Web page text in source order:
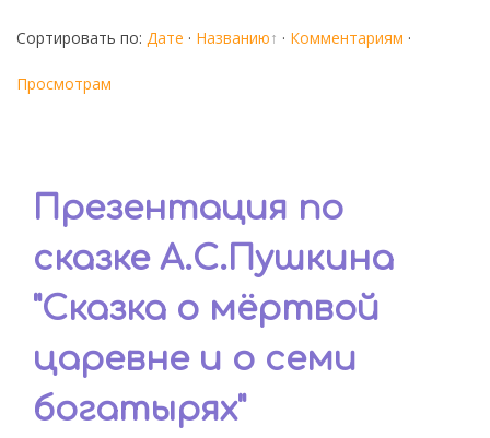
Сортировать по: Дате · Названию · Комментариям ·
Просмотрам
Презентация по
сказке А.С.Пушкина
"Сказка о мёртвой
царевне и о семи
богатырях"